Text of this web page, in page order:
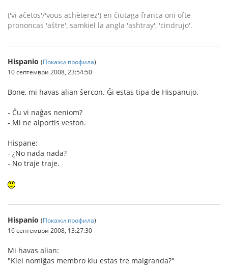
('vi aĉetos'/'vous achèterez') en ĉiutaga franca oni ofte
prononcas 'aŝtre', samkiel la angla 'ashtray', 'cindrujo'.
Hispanio (Покажи профила)
10 септември 2008, 23:54:50
Bone, mi havas alian ŝercon. Ĝi estas tipa de Hispanujo.
- Ĉu vi naĝas neniom?
- Mi ne alportis veston.
Hispane:
- ¿No nada nada?
- No traje traje.
Hispanio (Покажи профила)
16 септември 2008, 13:27:30
Mi havas alian:
"Kiel nomiĝas membro kiu estas tre malgranda?"